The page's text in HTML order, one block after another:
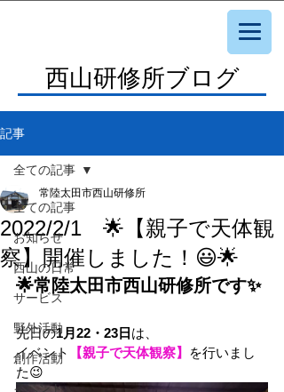
西山研修所ブログ
記事
全ての記事
お知らせ
西山の日常
サービス
野外活動
創作活動
イベント
全ての記事
2022/2/1 🌟【親子で天体観
察】開催しました！😃🌟
常陸太田市西山研修所
🌟常陸太田市西山研修所です✨
先日の1月22・23日 は、
イベント
【親子で天体観察】
を行いまし
た😉